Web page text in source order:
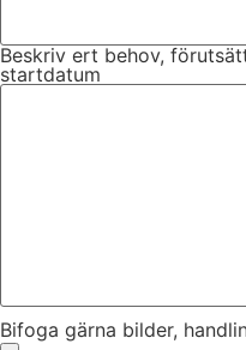
Beskriv ert behov,
startdatum
Bifoga gärna bilder,